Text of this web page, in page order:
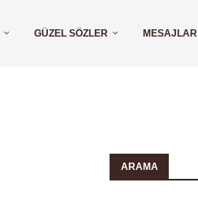
GÜZEL SÖZLER MESAJLAR
ARAMA